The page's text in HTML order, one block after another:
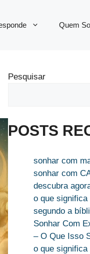
Quem
Pesquisar
POSTS
sonhar com
sonhar com
descubra
o que
segundo a
Sonhar Com
– O Que Isso
o que